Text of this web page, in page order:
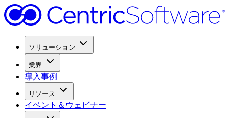
ソリューション
業界
導入事例
リソース
イベント＆ウェビナー